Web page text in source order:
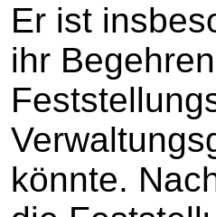
Er ist
ihr
könnte.